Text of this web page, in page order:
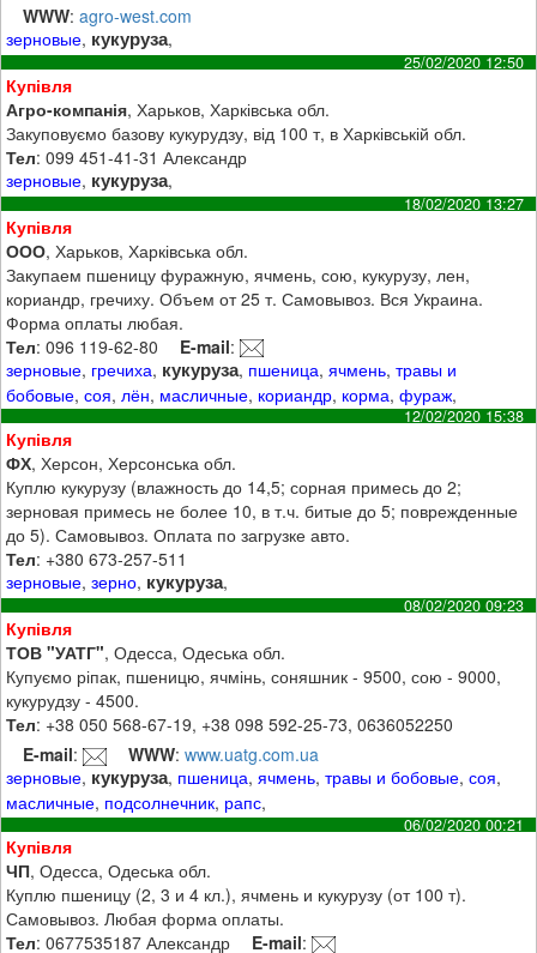
WWW:agro-west.com
зерновые, кукуруза,
25/02/2020 12:50
Купівля
Агро-компанія, Харьков, Харківська обл.
Закуповуємо базову кукурудзу, від 100 т, в Харківській обл.
Тел: 099 451-41-31 Александр
зерновые, кукуруза,
18/02/2020 13:27
Купівля
ООО, Харьков, Харківська обл.
Закупаем пшеницу фуражную, ячмень, сою, кукурузу, лен,
кориандр, гречиху. Объем от 25 т. Самовывоз. Вся Украина.
Форма оплаты любая.
Тел: 096 119-62-80 E-mail:
зерновые, гречиха, кукуруза, пшеница,ячмень,травы и
бобовые,соя, лён, масличные, кориандр, корма,фураж,
12/02/2020 15:38
Купівля
ФХ, Херсон, Херсонська обл.
Куплю кукурузу (влажность до 14,5; сорная примесь до 2;
зерновая примесь не более 10, в т.ч. битые до 5; поврежденные
до 5). Самовывоз. Оплата по загрузке авто.
Тел: +380 673-257-511
зерновые,зерно, кукуруза,
08/02/2020 09:23
Купівля
ТОВ "УАТГ", Одесса, Одеська обл.
Купуємо ріпак, пшеницю, ячмінь, соняшник - 9500, сою - 9000,
кукурудзу - 4500.
Тел: +38 050 568-67-19, +38 098 592-25-73, 0636052250
E-mail: WWW:www.uatg.com.ua
зерновые, кукуруза, пшеница,ячмень,травы и бобовые,соя,
масличные, подсолнечник, рапс,
06/02/2020 00:21
Купівля
ЧП, Одесса, Одеська обл.
Куплю пшеницу (2, 3 и 4 кл.), ячмень и кукурузу (от 100 т).
Самовывоз. Любая форма оплаты.
Тел: 0677535187 Александр E-mail: